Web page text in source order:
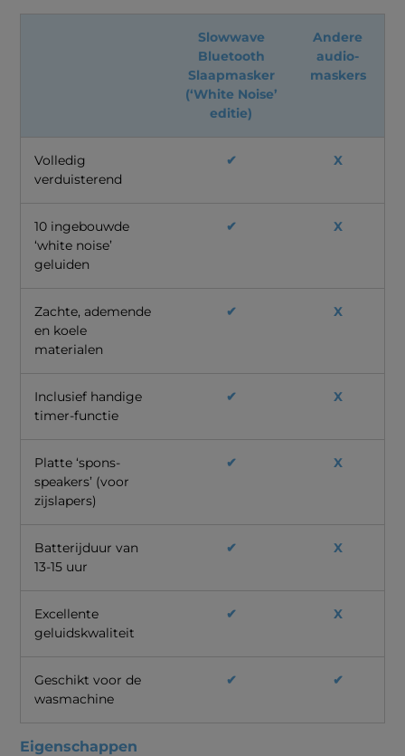
Slowwave
Bluetooth
Slaapmasker
(‘White Noise’
editie)
Andere
audio-
maskers
Volledig
verduisterend
✔ X
10 ingebouwde
‘white noise’
geluiden
✔ X
Zachte, ademende
en koele
materialen
✔ X
Inclusief handige
timer-functie
✔ X
Platte ‘spons-
speakers’ (voor
zijslapers)
✔ X
Batterijduur van
13-15 uur
✔ X
Excellente
geluidskwaliteit
✔ X
Geschikt voor de
wasmachine
✔ ✔
Eigenschappen